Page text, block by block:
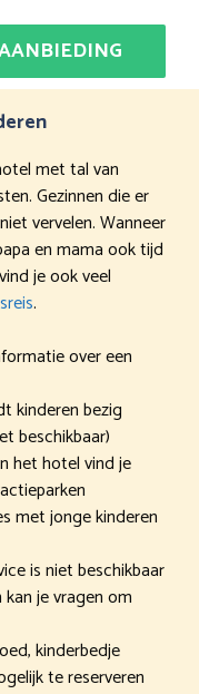
met tal van
Gezinnen die er
vervelen. Wanneer
en mama ook tijd
je ook veel
.
over een
kinderen bezig
beschikbaar)
het hotel vind je
met jonge kinderen
is niet beschikbaar
je vragen om
kinderbedje
te reserveren